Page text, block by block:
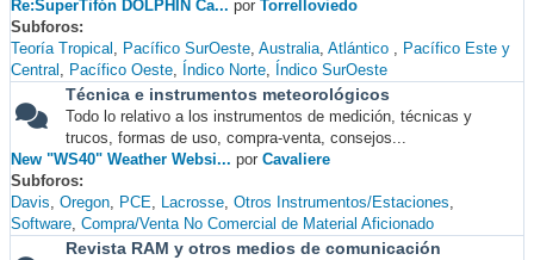
Re:SuperTifón DOLPHIN Ca... por Torrelloviedo
Subforos
Teoría Tropical
Pacífico SurOeste Australia Atlántico
Pacífico Este y
Central
Pacífico Oeste Índico Norte Índico SurOeste
Técnica e instrumentos meteorológicos
Todo lo relativo a los instrumentos de medición, técnicas y
trucos, formas de uso, compra-venta, consejos...
New "WS40" Weather Websi... por Cavaliere
Subforos
Davis Oregon PCE Lacrosse Otros Instrumentos/Estaciones
Software Compra/Venta No Comercial de Material Aficionado
Revista RAM y otros medios de comunicación